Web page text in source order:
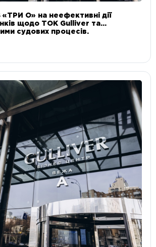
«ТРИ О» на неефективні дії
щодо ТОК Gulliver та
судових процесів.